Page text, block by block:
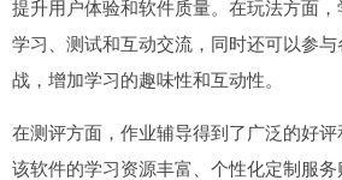
提升用户体验和软件质量。在玩法方面
学习、测试和互动交流，同时还可以参
战，增加学习的趣味性和互动性。
在测评方面，作业辅导得到了广泛的好
该软件的学习资源丰富、个性化定制服